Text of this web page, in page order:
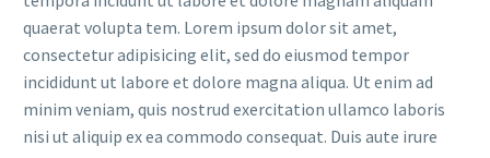
quaerat volupta tem. Lorem ipsum dolor sit amet,
consectetur adipisicing elit, sed do eiusmod tempor
incididunt ut labore et dolore magna aliqua. Ut enim ad
minim veniam, quis nostrud exercitation ullamco laboris
nisi ut aliquip ex ea commodo consequat. Duis aute irure